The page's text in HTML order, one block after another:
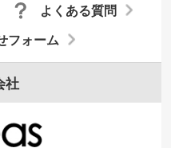
フォーム
よくある質問
社